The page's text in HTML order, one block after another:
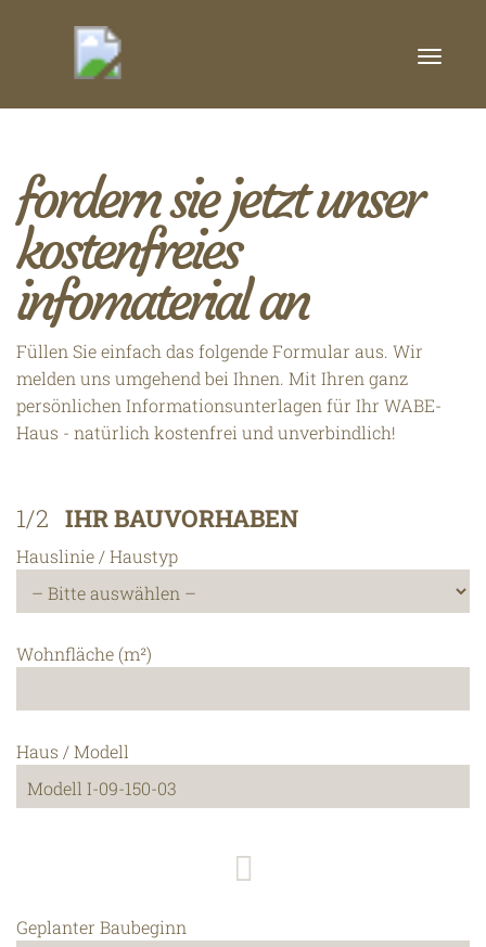
Toggle
fordern sie jetzt unser
kostenfreies
infomaterial an
Füllen Sie einfach das folgende Formular aus. Wir
melden uns umgehend bei Ihnen. Mit Ihren ganz
persönlichen Informationsunterlagen für Ihr WABE-
Haus - natürlich kostenfrei und unverbindlich!
1/2 IHR BAUVORHABEN
Hauslinie / Haustyp
Wohnfläche (m²)
Haus / Modell
Geplanter Baubeginn